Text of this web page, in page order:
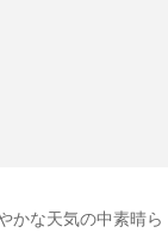
かな天気の中素晴ら